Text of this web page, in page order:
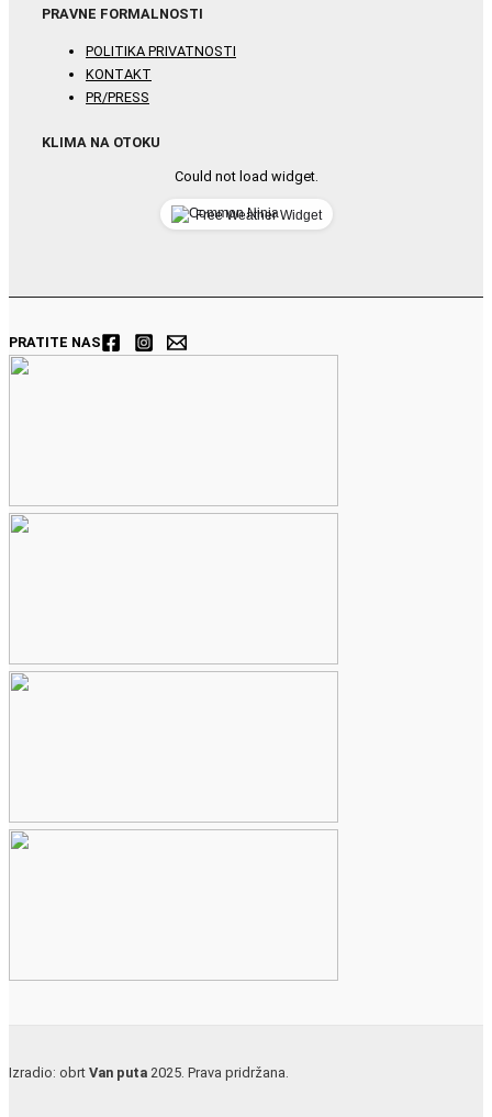
PRAVNE FORMALNOSTI
POLITIKA PRIVATNOSTI
KONTAKT
PR/PRESS
KLIMA NA OTOKU
Could not load widget.
Free Weather Widget
PRATITE NAS
Izradio: obrt Van puta 2025. Prava pridržana.